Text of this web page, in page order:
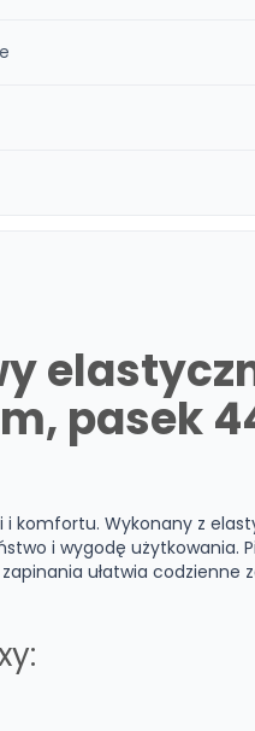
pasek
i komfortu. Wykonany z
i wygodę użytkowania.
ułatwia codzienne